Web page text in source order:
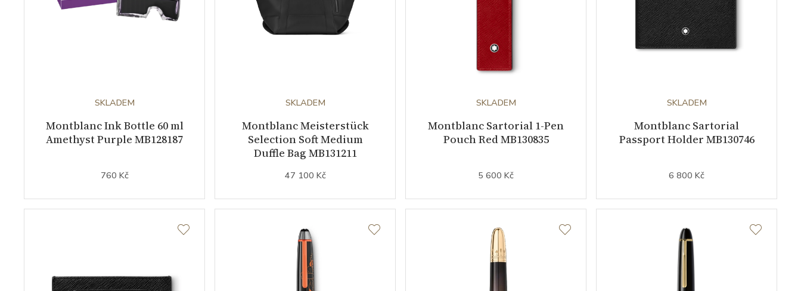
SKLADEM
Montblanc Ink Bottle 60 ml
Amethyst Purple MB128187
760 Kč
SKLADEM
Montblanc Meisterstück
Selection Soft Medium
Duffle Bag MB131211
47 100 Kč
SKLADEM
Montblanc Sartorial 1-Pen
Pouch Red MB130835
5 600 Kč
SKLADEM
Montblanc Sartorial
Passport Holder MB130746
6 800 Kč